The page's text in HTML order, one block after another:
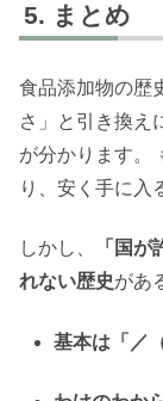
まとめ
食品添加物の歴
さ」と引き換え
が分かります。
り、安く手に入
しかし、
「国
れない歴史があ
基本は「／